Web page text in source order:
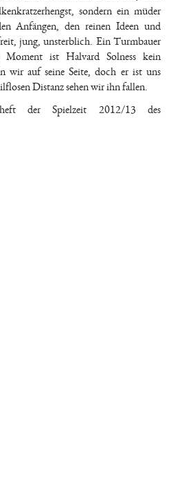
sondern ein müder
Anfängen, den reinen Ideen und
jung, unsterblich. Ein Turmbauer
ist Halvard Solness kein
wir auf seine Seite, doch er ist uns
Distanz sehen wir ihn fallen.
der Spielzeit 2012/13 des